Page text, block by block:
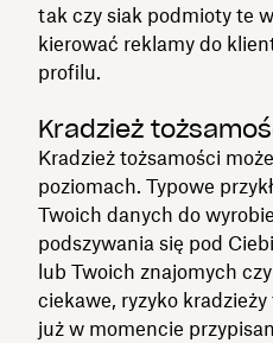
tak czy siak podmioty te
kierować reklamy do
profilu.
Kradzież
Kradzież tożsamości
poziomach. Typowe
Twoich danych do
podszywania się pod
lub Twoich znajomych
ciekawe, ryzyko
już w momencie